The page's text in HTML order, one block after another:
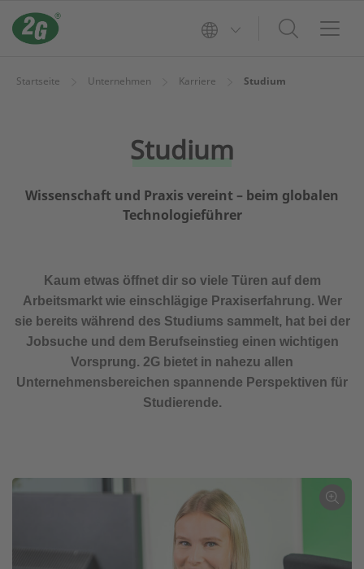
Startseite Unternehmen Karriere Studium
Studium
Wissenschaft und Praxis vereint – beim globalen
Technologieführer
Kaum etwas öffnet dir so viele Türen auf dem
Arbeitsmarkt wie einschlägige Praxiserfahrung. Wer
sie bereits während des Studiums sammelt, hat bei der
Jobsuche und dem Berufseinstieg einen wichtigen
Vorsprung. 2G bietet in nahezu allen
Unternehmensbereichen spannende Perspektiven für
Studierende.